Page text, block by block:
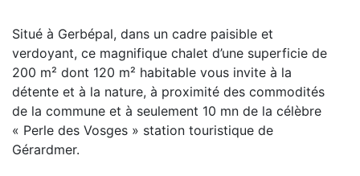
Situé à Gerbépal, dans un cadre paisible et
verdoyant, ce magnifique chalet d’une superficie de
200 m² dont 120 m² habitable vous invite à la
détente et à la nature, à proximité des commodités
de la commune et à seulement 10 mn de la célèbre
« Perle des Vosges » station touristique de
Gérardmer.